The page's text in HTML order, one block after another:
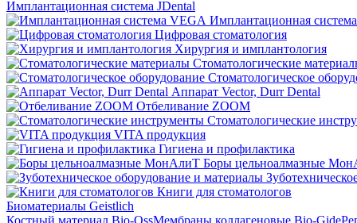
Имплантационная система JDental
Имплантационная
Цифровая стоматология
Хирургия и имплантология
Стоматологические
Стоматологическое
Аппарат Vector, Durr Dental
Отбеливание ZOOM
Стоматологические
VITA продукция
Гигиена и профилактика
Боры цельноалмазные
Книги для стоматологов
Биоматериалы Geistlich